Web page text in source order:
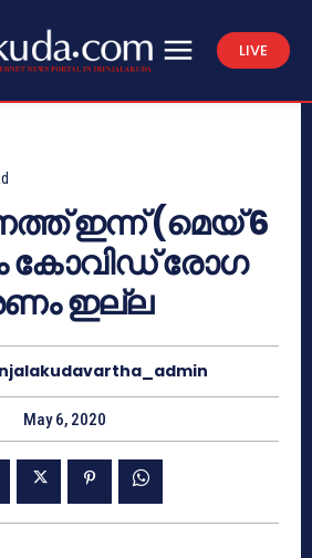
LIVE
ഇന്ന് (മെയ് 6
കോവിഡ് രോഗ
ഇല്ല
May 6, 2020